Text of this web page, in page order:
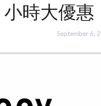
小時大優
September 6,